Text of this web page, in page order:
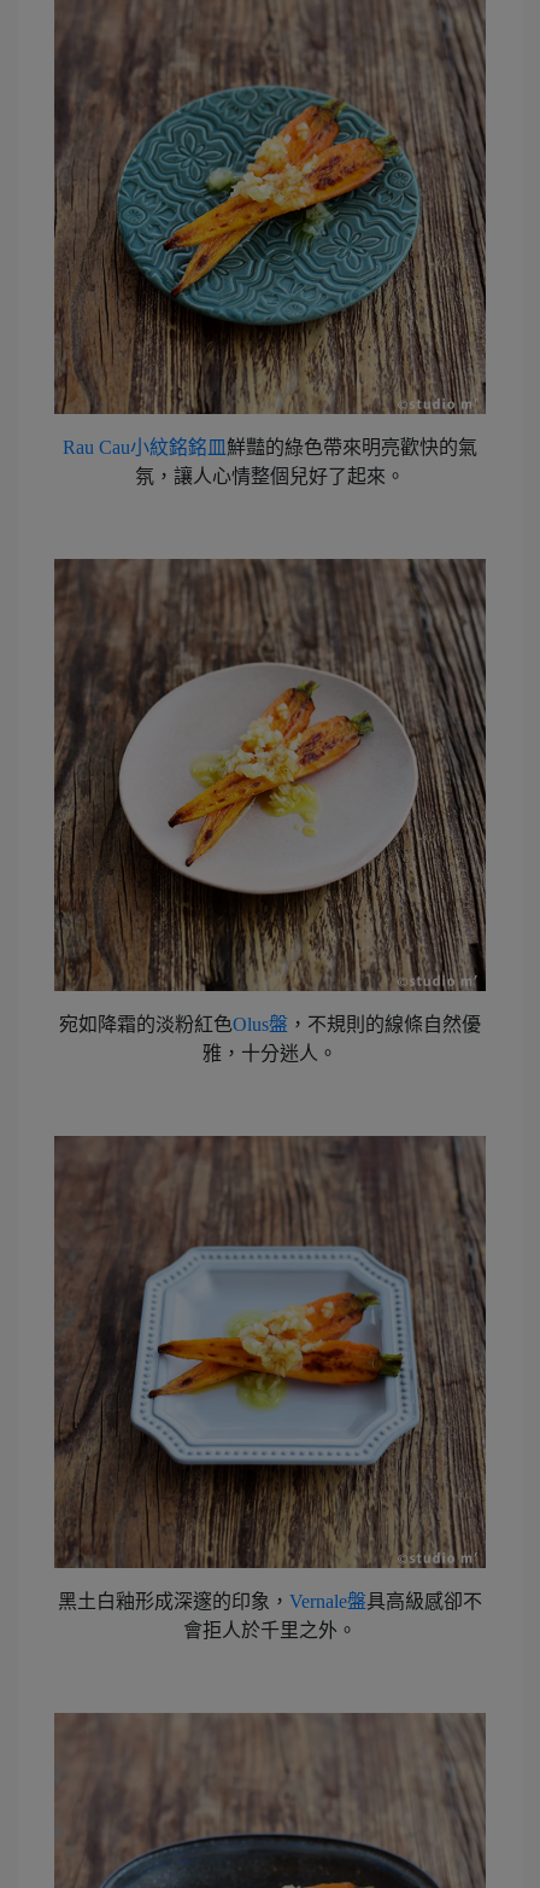
Rau Cau小紋銘銘皿 鮮豔的綠色帶來明亮歡快的氣
氛，讓人心情整個兒好了起來。
宛如降霜的淡粉紅色Olus盤 ，不規則的線條自然優
雅，十分迷人。
黑土白釉形成深邃的印象， Vernale盤具高級感卻不
會拒人於千里之外。